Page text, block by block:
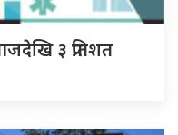
३ प्रतिशत